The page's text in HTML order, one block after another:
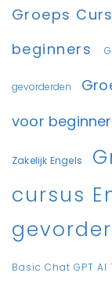
Groeps
beginners
gevorderden
voor
Zakelijk Engels
cursus
Basic Chat GPT AI